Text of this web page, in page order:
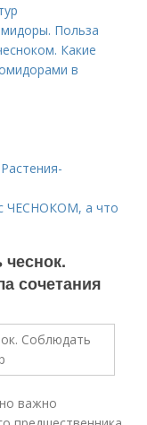
Польза
Какие
в
ЧЕСНОКОМ, а что
сочетания
важно